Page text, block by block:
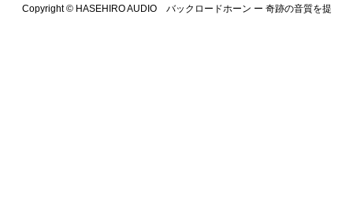
Copyright ©HASEHIRO AUDIO バックロードホーン ー 奇跡の音質を提